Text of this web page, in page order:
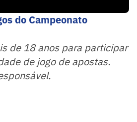
do Campeonato
de 18 anos para participar
de jogo de apostas.